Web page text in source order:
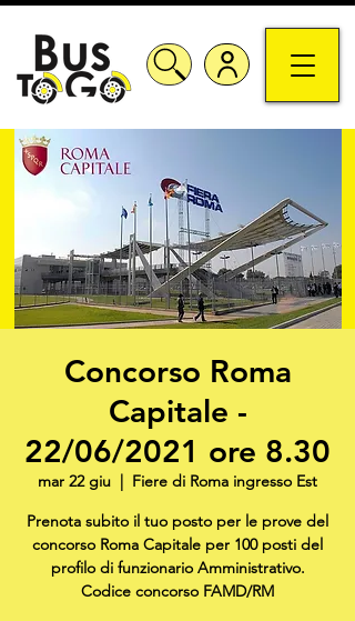
Concorso Roma
Capitale -
22/06/2021 ore 8.30
mar 22 giu
  |
Fiere di Roma ingresso Est
Prenota subito il tuo posto per le prove del
concorso Roma Capitale per 100 posti del
profilo di funzionario Amministrativo.
Codice concorso FAMD/RM